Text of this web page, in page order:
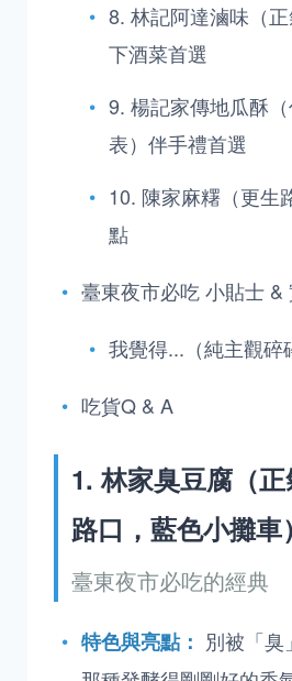
8. 林記阿達滷味（正
下酒菜首選
9. 楊記家傳地瓜酥
表）伴手禮首選
10. 陳家麻糬（更生
點
臺東夜市必吃 小貼士 &
我覺得...（純主觀碎
吃貨Q & A
1. 林家臭豆腐（
路口，藍色小攤車）
臺東夜市必吃的經典
特色與亮點： 別被「臭